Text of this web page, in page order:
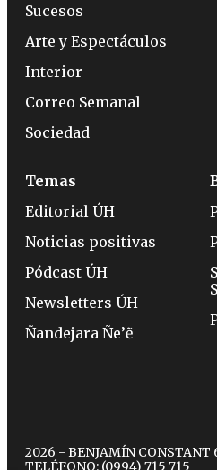
Sucesos
Arte y Espectáculos
Interior
Correo Semanal
Sociedad
Temas
Editorial ÚH
Noticias positivas
Pódcast ÚH
Newsletters ÚH
Ñandejara Ñe’ẽ
2026 - BENJAMÍN CONSTANT
TELÉFONO: (0994) 715 715